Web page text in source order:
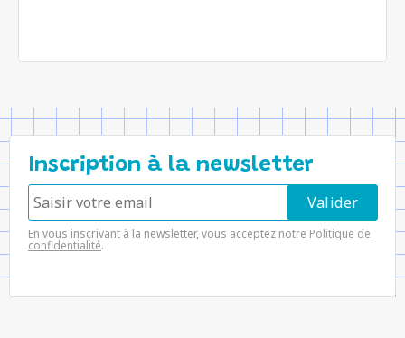
Inscription à la newsletter
En vous inscrivant à la newsletter, vous acceptez notre Politique de
confidentialité.